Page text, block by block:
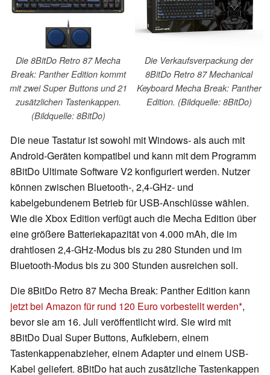
Die 8BitDo Retro 87 Mecha
Break: Panther Edition kommt
mit zwei Super Buttons und 21
zusätzlichen Tastenkappen.
(Bildquelle: 8BitDo)
Die Verkaufsverpackung der
8BitDo Retro 87 Mechanical
Keyboard Mecha Break: Panther
Edition. (Bildquelle: 8BitDo)
Die neue Tastatur ist sowohl mit Windows- als auch mit
Android-Geräten kompatibel und kann mit dem Programm
8BitDo Ultimate Software V2 konfiguriert werden. Nutzer
können zwischen Bluetooth-, 2,4-GHz- und
kabelgebundenem Betrieb für USB-Anschlüsse wählen.
Wie die Xbox Edition verfügt auch die Mecha Edition über
eine größere Batteriekapazität von 4.000 mAh, die im
drahtlosen 2,4-GHz-Modus bis zu 280 Stunden und im
Bluetooth-Modus bis zu 300 Stunden ausreichen soll.
Die 8BitDo Retro 87 Mecha Break: Panther Edition kann
jetzt bei Amazon für rund 120 Euro vorbestellt werden ,
bevor sie am 16. Juli veröffentlicht wird. Sie wird mit
8BitDo Dual Super Buttons, Aufklebern, einem
Tastenkappenabzieher, einem Adapter und einem USB-
Kabel geliefert. 8BitDo hat auch zusätzliche Tastenkappen